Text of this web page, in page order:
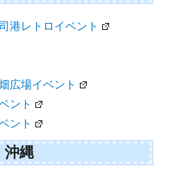
港レトロイベント
広場イベント
ント
ント
沖縄